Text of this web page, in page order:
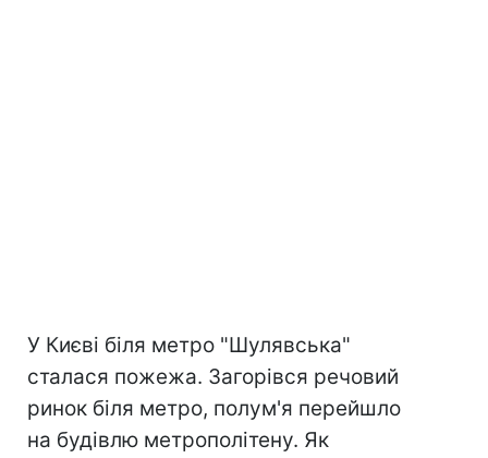
У Києві біля метро "Шулявська"
сталася пожежа. Загорівся речовий
ринок біля метро, полум'я перейшло
на будівлю метрополітену. Як